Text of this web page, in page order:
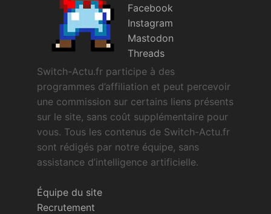
Facebook
Instagram
Mastodon
Threads
Switch-Actu.fr participe à des
programmes d’affiliation et peut percevoir
une commission sur certains liens présents
sur le site, sans coût supplémentaire pour
vous. Tous les contenus de Switch-Actu.fr
sont rédigés par notre équipe, sans
assistance d’intelligence artificielle.
Équipe du site
Recrutement